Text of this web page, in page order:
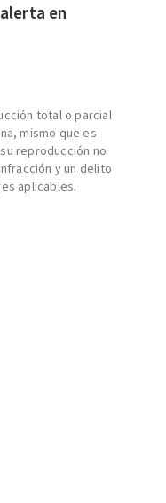
en
total o parcial
mismo que es
reproducción no
y un delito
aplicables.